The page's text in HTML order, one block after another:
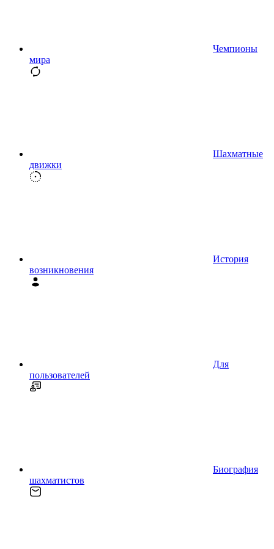
Чемпионы
мира
Шахматные
движки
История
возникновения
Для
пользователей
Биография
шахматистов